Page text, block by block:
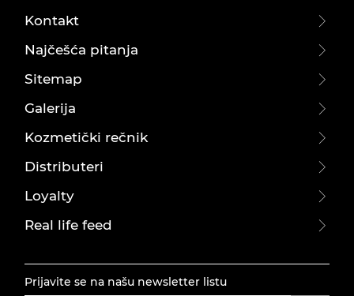
Kontakt
Najčešća pitanja
Sitemap
Galerija
Kozmetički rečnik
Distributeri
Loyalty
Real life feed
Prijavite se na našu newsletter listu